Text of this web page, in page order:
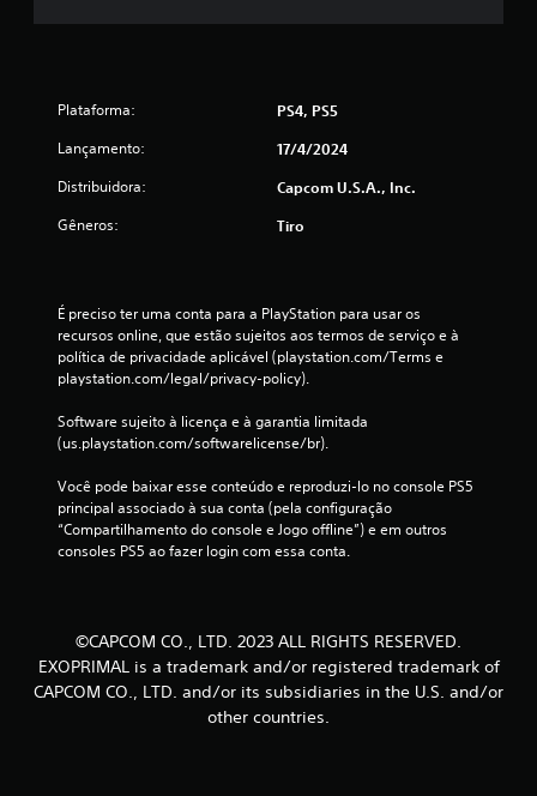
Plataforma: PS4, PS5
Lançamento: 17/4/2024
Distribuidora: Capcom U.S.A., Inc.
Gêneros: Tiro
É preciso ter uma conta para a PlayStation para usar os
recursos online, que estão sujeitos aos termos de serviço e à
política de privacidade aplicável (playstation.com/Terms e
playstation.com/legal/privacy-policy).
Software sujeito à licença e à garantia limitada
(us.playstation.com/softwarelicense/br).
Você pode baixar esse conteúdo e reproduzi-lo no console PS5
principal associado à sua conta (pela configuração
“Compartilhamento do console e Jogo offline”) e em outros
consoles PS5 ao fazer login com essa conta.
©CAPCOM CO., LTD. 2023 ALL RIGHTS RESERVED.
EXOPRIMAL is a trademark and/or registered trademark of
CAPCOM CO., LTD. and/or its subsidiaries in the U.S. and/or
other countries.